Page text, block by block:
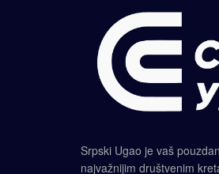
Srpski Ugao je vaš
najvažnijim društvenim